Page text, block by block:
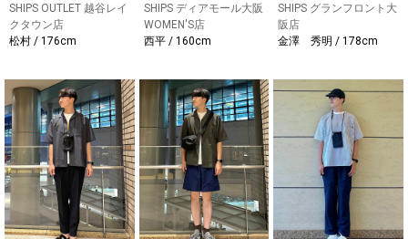
SHIPS OUTLET 越谷レイ
クタウン店
松村 / 176cm
SHIPS ディアモール大阪
WOMEN'S店
西平 / 160cm
SHIPS グランフロント大
阪店
金澤 秀明 / 178cm